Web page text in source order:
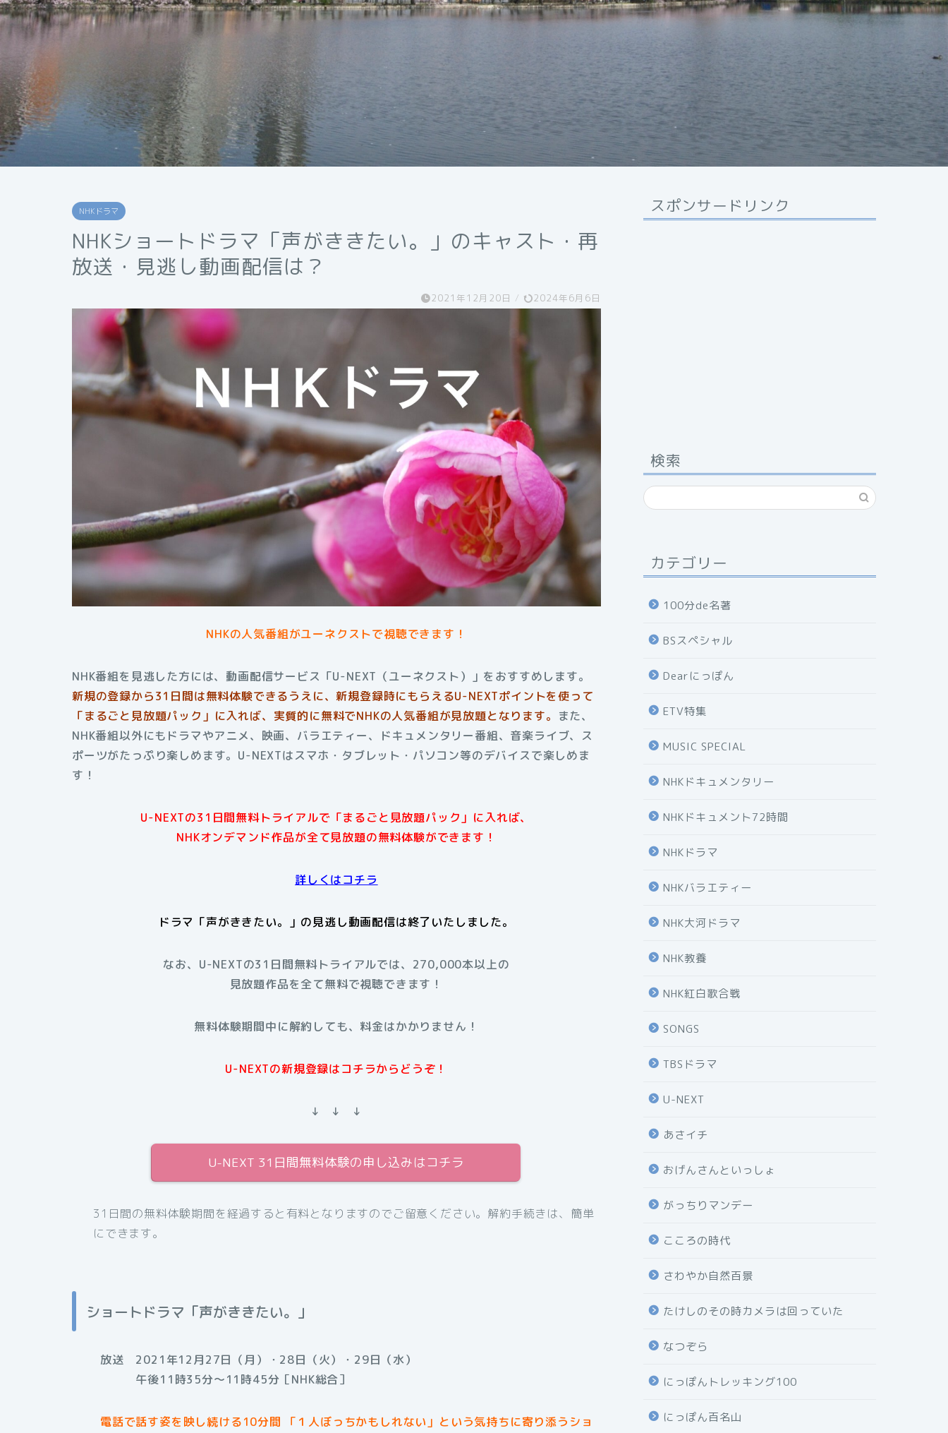
NHKドラマ
NHKショートドラマ「声がききたい。」のキャスト・再
放送・見逃し動画配信は？
2021年12月20日 / 2024年6月6日
NHKの人気番組がユーネクストで視聴できます！
NHK番組を見逃した方には、動画配信サービス「U-NEXT（ユーネクスト）」をおすすめします。
新規の登録から31日間は無料体験できるうえに、新規登録時にもらえるU-NEXTポイントを使って
「まるごと見放題パック」に入れば、実質的に無料でNHKの人気番組が見放題となります。 また、
NHK番組以外にもドラマやアニメ、映画、バラエティー、ドキュメンタリー番組、音楽ライブ、ス
ポーツがたっぷり楽しめます。U-NEXTはスマホ・タブレット・パソコン等のデバイスで楽しめま
す！
U-NEXTの31日間無料トライアルで「まるごと見放題パック」に入れば、
NHKオンデマンド作品が全て見放題の無料体験ができます！
詳しくはコチラ
ドラマ「声がききたい。」の見逃し動画配信は終了いたしました。
なお、U-NEXTの31日間無料トライアルでは、270,000本以上の
見放題作品を全て無料で視聴できます！
無料体験期間中に解約しても、料金はかかりません！
U-NEXTの新規登録はコチラからどうぞ！
↓ ↓ ↓
U-NEXT 31日間無料体験の申し込みはコチラ
31日間の無料体験期間を経過すると有料となりますのでご留意ください。解約手続きは、簡単
にできます。
ショートドラマ「声がききたい。」
放送 2021年12月27日（月）・28日（火）・29日（水）
午後11時35分〜11時45分［NHK総合］
電話で話す姿を映し続ける10分間 「１人ぼっちかもしれない」という気持ちに寄り添うショ
スポンサードリンク
検索
カテゴリー
100分de名著
BSスペシャル
Dearにっぽん
ETV特集
MUSIC SPECIAL
NHKドキュメンタリー
NHKドキュメント72時間
NHKドラマ
NHKバラエティー
NHK大河ドラマ
NHK教養
NHK紅白歌合戦
SONGS
TBSドラマ
U-NEXT
あさイチ
おげんさんといっしょ
がっちりマンデー
こころの時代
さわやか自然百景
たけしのその時カメラは回っていた
なつぞら
にっぽんトレッキング100
にっぽん百名山